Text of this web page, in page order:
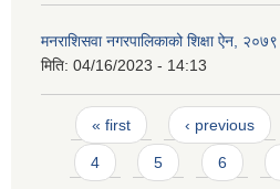
मनराशिसवा नगरपालिकाको शिक्षा ऐन, २०७९
मिति: 04/16/2023 - 14:13
Pages
« first ‹ previous
4 5 6